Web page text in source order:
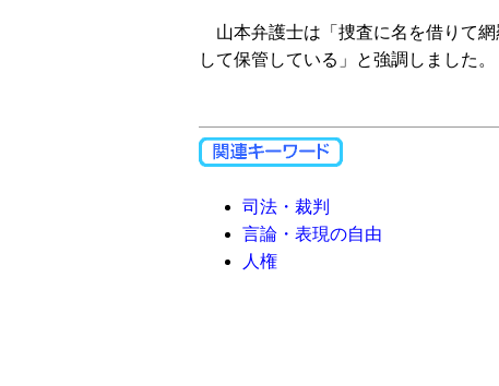
山本弁護士は「捜査に名を借りて
して保管している」と強調しました。
司法・裁判
言論・表現の自由
人権